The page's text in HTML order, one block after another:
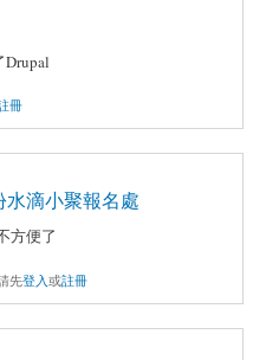
冊
水滴小聚報名處
方便了
先登入或註冊